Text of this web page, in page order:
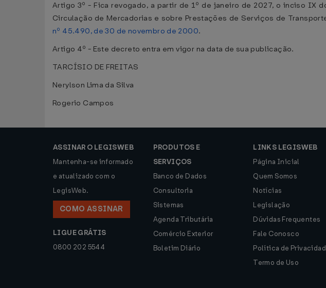
Artigo 3º - Fica revogado, a partir de 1º de janeiro de 2027, o inciso IX
Circulação de Mercadorias e sobre Prestações de Serviços de
nº 45.490, de 30 de novembro de 2000.
Artigo 4º - Este decreto entra em vigor na data de sua publicação.
TARCÍSIO DE FREITAS
Nerylson Lima da Silva
Rogerio Campos
ASSINAR O LEGISWEB
Mantenha-se informado
e atualizado com o
LegisWeb.
COMO ASSINAR
LIGUE GRÁTIS
0800 202 5544
PRODUTOS E
SERVIÇOS
Banco de Dados
Consultoria
Sistemas
Agenda Tributária
Comércio Exterior
Boletim Diário
LINKS LEGISWEB
Página Inicial
Quem Somos
Notícias
Legislação
Dúvidas Frequentes
Fale Conosco
Política de
Termo de Uso